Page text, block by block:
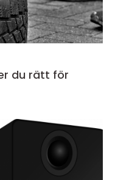
du rätt för